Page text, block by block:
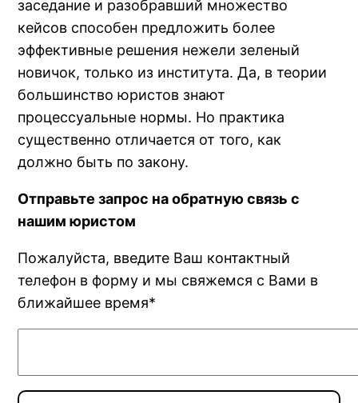
заседание и разобравший множество
кейсов способен предложить более
эффективные решения нежели зеленый
новичок, только из института. Да, в теории
большинство юристов знают
процессуальные нормы. Но практика
существенно отличается от того, как
должно быть по закону.
Отправьте запрос на обратную связь с
нашим юристом
Пожалуйста, введите Ваш контактный
телефон в форму и мы свяжемся с Вами в
ближайшее время*